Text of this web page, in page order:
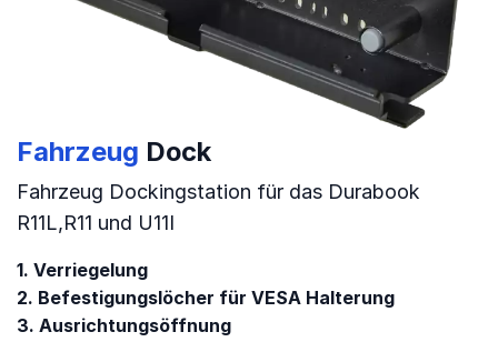
Fahrzeug Dock
Fahrzeug Dockingstation für das Durabook
R11L,R11 und U11I
1. Verriegelung
2. Befestigungslöcher für VESA Halterung
3. Ausrichtungsöffnung